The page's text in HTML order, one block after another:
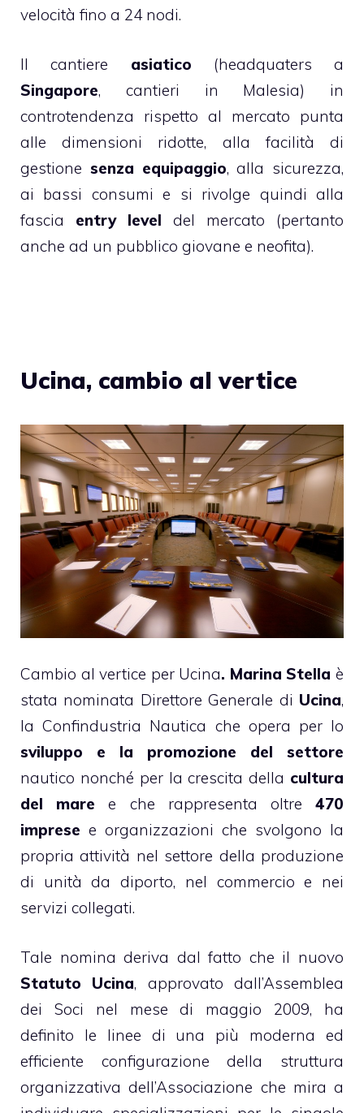
velocità fino a 24 nodi.
Il cantiere asiatico (headquaters a
Singapore, cantieri in Malesia) in
controtendenza rispetto al mercato punta
alle dimensioni ridotte, alla facilità di
gestione senza equipaggio, alla sicurezza,
ai bassi consumi e si rivolge quindi alla
fascia entry level del mercato (pertanto
anche ad un pubblico giovane e neofita).
Ucina, cambio al vertice
Cambio al vertice per Ucina. Marina Stella è
stata nominata Direttore Generale di Ucina,
la Confindustria Nautica che opera per lo
sviluppo e la promozione del settore
nautico nonché per la crescita della cultura
del mare e che rappresenta oltre470
imprese e organizzazioni che svolgono la
propria attività nel settore della produzione
di unità da diporto, nel commercio e nei
servizi collegati.
Tale nomina deriva dal fatto che il nuovo
Statuto Ucina, approvato dall’Assemblea
dei Soci nel mese di maggio 2009, ha
definito le linee di una più moderna ed
efficiente configurazione della struttura
organizzativa dell’Associazione che mira a